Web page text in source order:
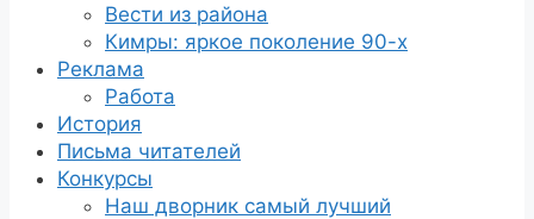
Вести из района
Кимры: яркое поколение 90-х
Реклама
Работа
История
Письма читателей
Конкурсы
Наш дворник самый лучший